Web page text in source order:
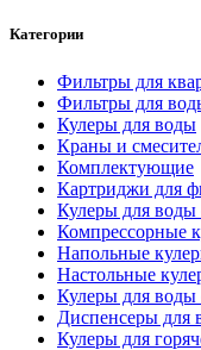
Категории
Фильтры для
Фильтры для
Кулеры для воды
Краны и
Комплектующие
Картриджи для
Кулеры для воды
Компрессорные
Напольные
Настольные
Кулеры для
Диспенсеры для
Кулеры для